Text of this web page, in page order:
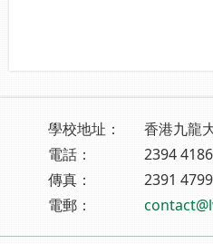
學校地址：
香港九龍
電話：
2394 4186
傳真：
2391 4799
電郵：